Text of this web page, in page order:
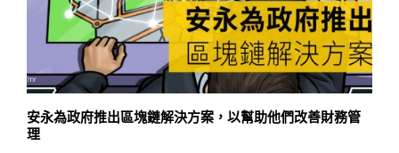
安永為政府推出區塊鏈解決方案，以幫助他們改善財務管
理